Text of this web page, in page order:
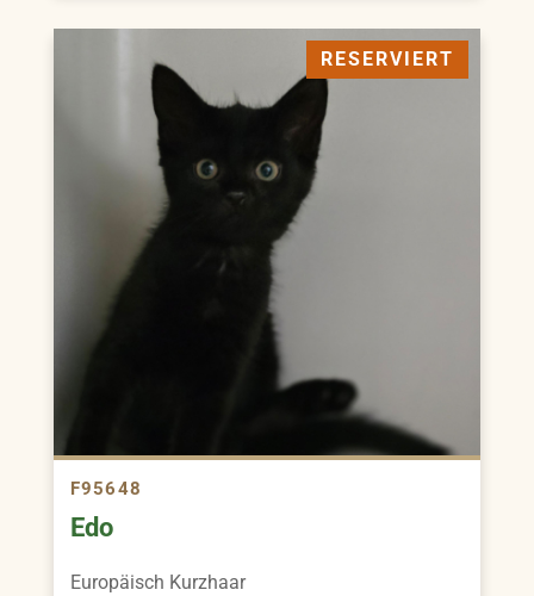
RESERVIERT
F95648
Edo
Europäisch Kurzhaar